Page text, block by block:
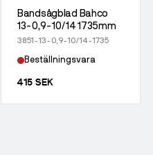
Bandsågblad Bahco
13-0,9-10/14 1735mm
3851-13-0,9-10/14-1735
Beställningsvara
415 SEK